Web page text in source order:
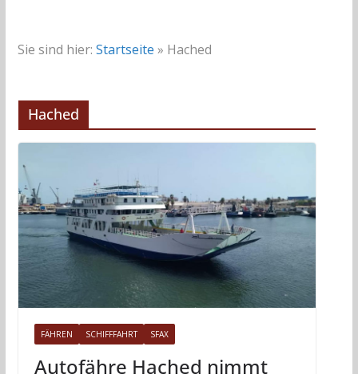
Sie sind hier: Startseite » Hached
Hached
FÄHREN SCHIFFFAHRT SFAX
Autofähre Hached nimmt